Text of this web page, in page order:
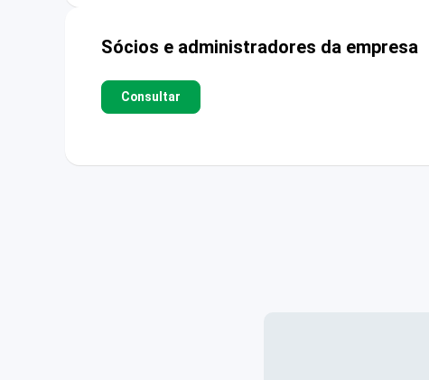
Sócios e administradores da empresa
Consultar